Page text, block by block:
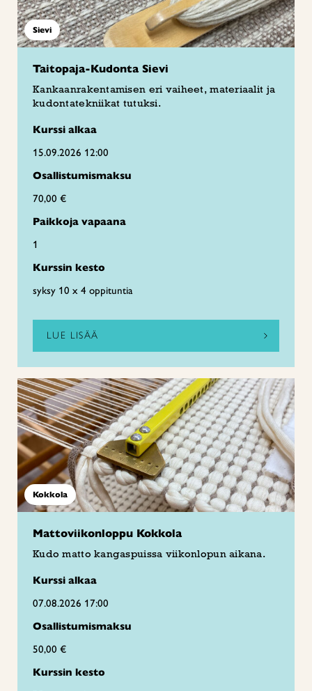
Sievi
Taitopaja-Kudonta Sievi
Kankaanrakentamisen eri vaiheet, materiaalit ja
kudontatekniikat tutuksi.
Kurssi alkaa
15.09.2026 12:00
Osallistumismaksu
70,00 €
Paikkoja vapaana
1
Kurssin kesto
syksy 10 x 4 oppituntia
LUE LISÄÄ
Kokkola
Mattoviikonloppu Kokkola
Kudo matto kangaspuissa viikonlopun aikana.
Kurssi alkaa
07.08.2026 17:00
Osallistumismaksu
50,00 €
Kurssin kesto